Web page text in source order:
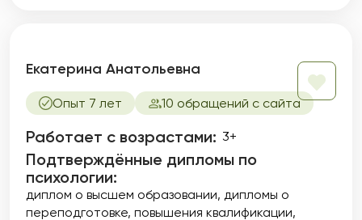
Екатерина Анатольевна
Опыт 7 лет 10 обращений с сайта
Работает с возрастами: 3+
Подтверждённые дипломы по
психологии:
диплом о высшем образовании дипломы о
переподготовке повышения квалификации